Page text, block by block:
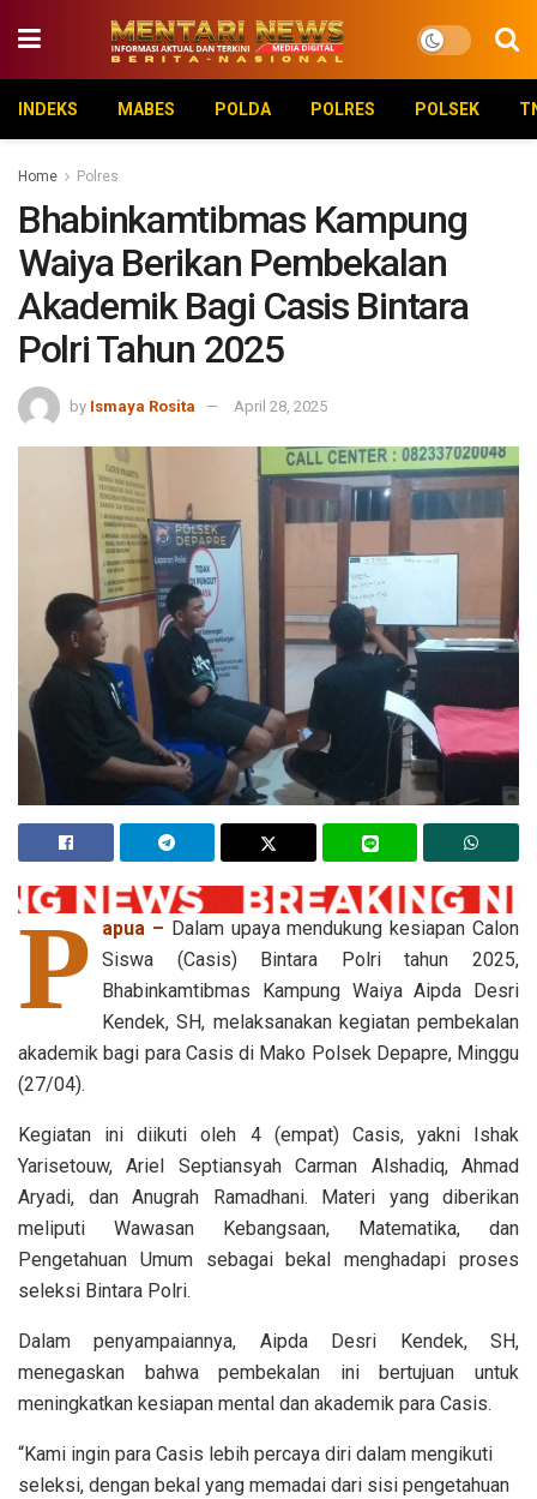
INDEKS MABES POLDA POLRES POLSEK
Home Polres
Bhabinkamtibmas Kampung
Waiya Berikan Pembekalan
Akademik Bagi Casis Bintara
Polri Tahun 2025
by Ismaya Rosita April 28, 2025
P apua – Dalam upaya mendukung kesiapan Calon
Siswa (Casis) Bintara Polri tahun 2025,
Bhabinkamtibmas Kampung Waiya Aipda Desri
Kendek, SH, melaksanakan kegiatan pembekalan
akademik bagi para Casis di Mako Polsek Depapre, Minggu
(27/04).
Kegiatan ini diikuti oleh 4 (empat) Casis, yakni Ishak
Yarisetouw, Ariel Septiansyah Carman Alshadiq, Ahmad
Aryadi, dan Anugrah Ramadhani. Materi yang diberikan
meliputi Wawasan Kebangsaan, Matematika, dan
Pengetahuan Umum sebagai bekal menghadapi proses
seleksi Bintara Polri.
Dalam penyampaiannya, Aipda Desri Kendek, SH,
menegaskan bahwa pembekalan ini bertujuan untuk
meningkatkan kesiapan mental dan akademik para Casis.
“Kami ingin para Casis lebih percaya diri dalam mengikuti
seleksi, dengan bekal yang memadai dari sisi pengetahuan